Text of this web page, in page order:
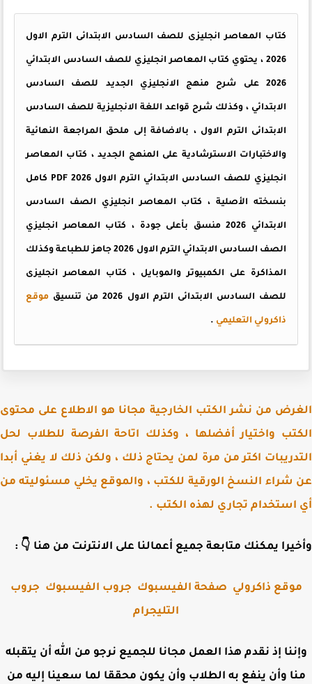
كتاب المعاصر انجليزى للصف السادس الابتدائى الترم الاول
2026 ، يحتوي كتاب المعاصر انجليزي للصف السادس الابتدائي
2026 على شرح منهج الانجليزي الجديد للصف السادس
الابتدائي ، وكذلك شرح قواعد اللغة الانجليزية للصف السادس
الابتدائى الترم الاول ، بالاضافة إلى ملحق المراجعة النهائية
والاختبارات الاسترشادية على المنهج الجديد ، كتاب المعاصر
انجليزي للصف السادس الابتدائي الترم الاول PDF 2026 كامل
بنسخته الأصلية ، كتاب المعاصر انجليزي الصف السادس
الابتدائي 2026 منسق بأعلى جودة ، كتاب المعاصر انجليزي
الصف السادس الابتدائي الترم الاول 2026 جاهز للطباعة وكذلك
المذاكرة على الكمبيوتر والموبايل ، كتاب المعاصر انجليزى
للصف السادس الابتدائى الترم الاول 2026 من تنسيق موقع
ذاكرولي التعليمي.
من نشر الكتب الخارجية مجانا هو الاطلاع على محتوى
واختيار أفضلها ، وكذلك اتاحة الفرصة للطلاب لحل
اكتر من مرة لمن يحتاج ذلك ، ولكن ذلك لا يغني أبدا
شراء النسخ الورقية للكتب ، والموقع يخلي مسئوليته من
استخدام تجاري لهذه الكتب .
يمكنك متابعة جميع أعمالنا على الانترنت من هنا 👇 :
ذاكرولي صفحة الفيسبوك جروب الفيسبوك جروب
التليجرام
إذ نقدم هذا العمل مجانا للجميع نرجو من الله أن يتقبله
وأن ينفع به الطلاب وأن يكون محققا لما سعينا إليه من